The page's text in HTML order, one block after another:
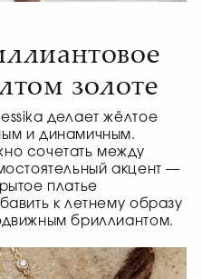
золоте
делает жёлтое
и динамичным.
сочетать между
акцент —
платье
к летнему образу
бриллиантом.